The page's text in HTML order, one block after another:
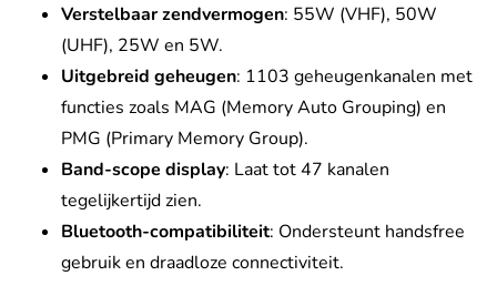
Verstelbaar zendvermogen: 55W (VHF), 50W
(UHF), 25W en 5W.
Uitgebreid geheugen: 1103 geheugenkanalen met
functies zoals MAG (Memory Auto Grouping) en
PMG (Primary Memory Group).
Band-scope display: Laat tot 47 kanalen
tegelijkertijd zien.
Bluetooth-compatibiliteit: Ondersteunt handsfree
gebruik en draadloze connectiviteit.